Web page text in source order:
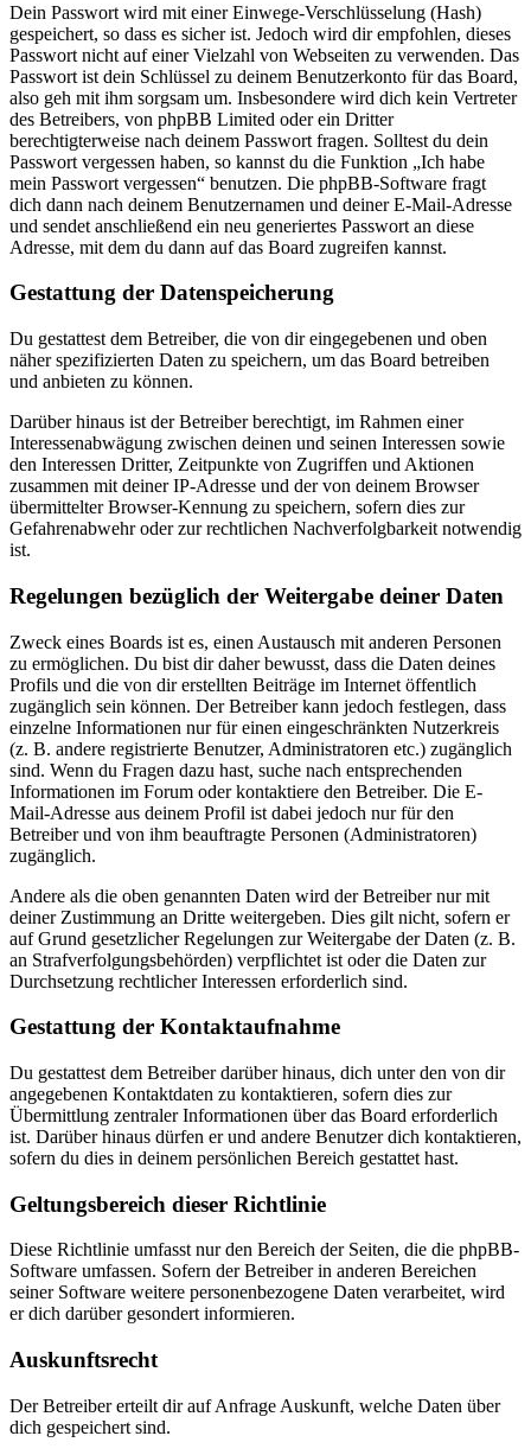
Dein Passwort wird mit einer Einwege-Verschlüsselung (Hash)
gespeichert, so dass es sicher ist. Jedoch wird dir empfohlen, dieses
Passwort nicht auf einer Vielzahl von Webseiten zu verwenden. Das
Passwort ist dein Schlüssel zu deinem Benutzerkonto für das Board,
also geh mit ihm sorgsam um. Insbesondere wird dich kein Vertreter
des Betreibers, von phpBB Limited oder ein Dritter
berechtigterweise nach deinem Passwort fragen. Solltest du dein
Passwort vergessen haben, so kannst du die Funktion „Ich habe
mein Passwort vergessen“ benutzen. Die phpBB-Software fragt
dich dann nach deinem Benutzernamen und deiner E-Mail-Adresse
und sendet anschließend ein neu generiertes Passwort an diese
Adresse, mit dem du dann auf das Board zugreifen kannst.
Gestattung der Datenspeicherung
Du gestattest dem Betreiber, die von dir eingegebenen und oben
näher spezifizierten Daten zu speichern, um das Board betreiben
und anbieten zu können.
Darüber hinaus ist der Betreiber berechtigt, im Rahmen einer
Interessenabwägung zwischen deinen und seinen Interessen sowie
den Interessen Dritter, Zeitpunkte von Zugriffen und Aktionen
zusammen mit deiner IP-Adresse und der von deinem Browser
übermittelter Browser-Kennung zu speichern, sofern dies zur
Gefahrenabwehr oder zur rechtlichen Nachverfolgbarkeit notwendig
ist.
Regelungen bezüglich der Weitergabe deiner Daten
Zweck eines Boards ist es, einen Austausch mit anderen Personen
zu ermöglichen. Du bist dir daher bewusst, dass die Daten deines
Profils und die von dir erstellten Beiträge im Internet öffentlich
zugänglich sein können. Der Betreiber kann jedoch festlegen, dass
einzelne Informationen nur für einen eingeschränkten Nutzerkreis
(z. B. andere registrierte Benutzer, Administratoren etc.) zugänglich
sind. Wenn du Fragen dazu hast, suche nach entsprechenden
Informationen im Forum oder kontaktiere den Betreiber. Die E-
Mail-Adresse aus deinem Profil ist dabei jedoch nur für den
Betreiber und von ihm beauftragte Personen (Administratoren)
zugänglich.
Andere als die oben genannten Daten wird der Betreiber nur mit
deiner Zustimmung an Dritte weitergeben. Dies gilt nicht, sofern er
auf Grund gesetzlicher Regelungen zur Weitergabe der Daten (z. B.
an Strafverfolgungsbehörden) verpflichtet ist oder die Daten zur
Durchsetzung rechtlicher Interessen erforderlich sind.
Gestattung der Kontaktaufnahme
Du gestattest dem Betreiber darüber hinaus, dich unter den von dir
angegebenen Kontaktdaten zu kontaktieren, sofern dies zur
Übermittlung zentraler Informationen über das Board erforderlich
ist. Darüber hinaus dürfen er und andere Benutzer dich kontaktieren,
sofern du dies in deinem persönlichen Bereich gestattet hast.
Geltungsbereich dieser Richtlinie
Diese Richtlinie umfasst nur den Bereich der Seiten, die die phpBB-
Software umfassen. Sofern der Betreiber in anderen Bereichen
seiner Software weitere personenbezogene Daten verarbeitet, wird
er dich darüber gesondert informieren.
Auskunftsrecht
Der Betreiber erteilt dir auf Anfrage Auskunft, welche Daten über
dich gespeichert sind.